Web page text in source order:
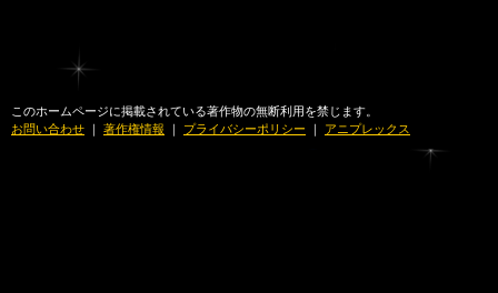
このホームページに掲載されている著作物の無断利用を禁じます。
お問い合わせ ｜ 著作権情報 ｜ プライバシーポリシー ｜ アニプレックス